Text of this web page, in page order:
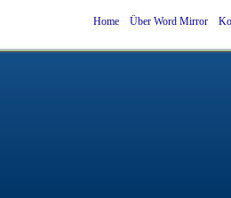
Home Über Word Mirror